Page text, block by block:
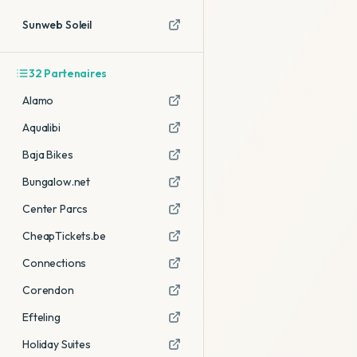
Sunweb Soleil
32 Partenaires
Alamo
Aqualibi
Baja Bikes
Bungalow.net
Center Parcs
CheapTickets.be
Connections
Corendon
Efteling
Holiday Suites